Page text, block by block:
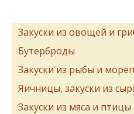
Закуски из овощей и
Бутерброды
Закуски из рыбы и
Яичницы, закуски из
Закуски из мяса и птицы